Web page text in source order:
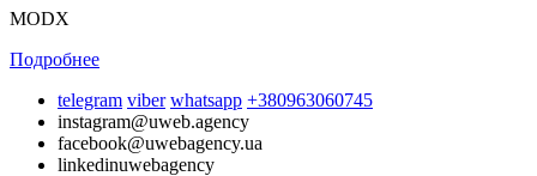
MODX
Подробнее
telegram viber whatsapp +380963060745
instagram@uweb.agency
facebook@uwebagency.ua
linkedinuwebagency